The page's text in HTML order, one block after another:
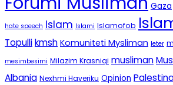
Gaza
hate speech Islam Islami Islamofob
Topullikmsh Komuniteti Mysliman leter
mesimbesimi Milazim Krasniqi musliman
Albania Nexhmi Haveriku Opinion